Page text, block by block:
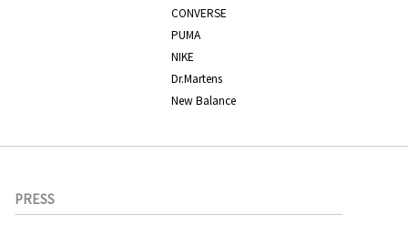
CONVERSE
PUMA
NIKE
Dr.Martens
New Balance
PRESS